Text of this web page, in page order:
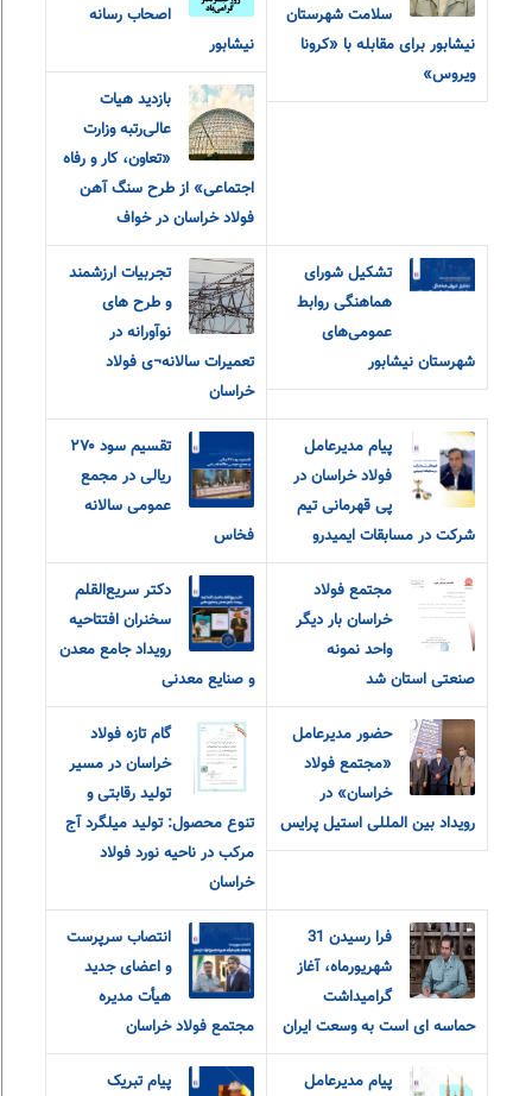
سلامت شهرستان
نیشابور برای مقابله با «کرونا
ویروس»
اصحاب رسانه
نیشابور
بازدید هیات
عالی‌رتبه وزارت
«تعاون، کار و رفاه
اجتماعی» از طرح سنگ آهن
فولاد خراسان در خواف
تشکیل شورای
هماهنگی روابط
عمومی‌های
شهرستان نیشابور
تجربیات ارزشمند
و طرح های
نوآورانه در
تعمیرات سالانه¬ی فولاد
خراسان
پیام مدیرعامل
فولاد خراسان در
پی قهرمانی تیم
شرکت در مسابقات ایمیدرو
تقسیم سود ۲۷۰
ریالی در مجمع
عمومی سالانه
فخاس
مجتمع فولاد
خراسان بار دیگر
واحد نمونه
صنعتی استان شد
دکتر سریع‌القلم
سخنران افتتاحیه
رویداد جامع معدن
و صنایع معدنی
حضور مدیرعامل
«مجتمع فولاد
خراسان» در
رویداد بین المللی استیل پرایس
گام تازه فولاد
خراسان در مسیر
تولید رقابتی و
تنوع محصول: تولید میلگرد آج
مرکب در ناحیه نورد فولاد
خراسان
فرا رسیدن 31
شهریورماه، آغاز
گرامیداشت
حماسه ای است به وسعت ایران
انتصاب سرپرست
و اعضای جدید
هیأت مدیره
مجتمع فولاد خراسان
پیام مدیرعامل
پیام تبریک